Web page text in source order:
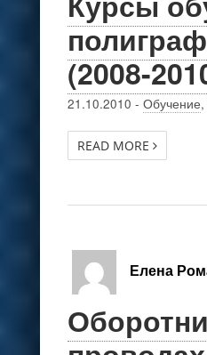
(2008-
21.10.2010 - Обучение,
READ MORE
Елена